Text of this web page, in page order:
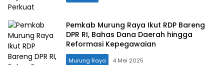
Pemkab Murung Raya Ikut RDP Bareng
DPR RI, Bahas Dana Daerah hingga
Reformasi Kepegawaian
Murung Raya 4 Mei 2025